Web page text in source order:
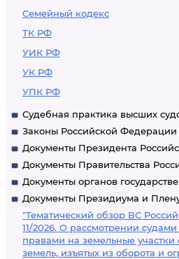
Семейный кодекс
ТК РФ
УИК РФ
УК РФ
УПК РФ
Судебная практика высших
Законы Российской Федерации
Документы Президента
Документы Правительства
Документы органов
Документы Президиума и
"Тематический обзор ВС
11/2026. О рассмотрении
правами на земельные участки
земель, изъятых из оборота и